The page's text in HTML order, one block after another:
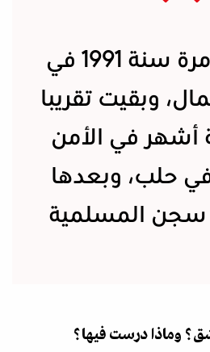
تم توقيفي مرة سنة 1991 في
وبقيت تقريبا
أشهر في الأمن
حلب، وبعدها
سجن المسلمية
وماذا درست فيها؟